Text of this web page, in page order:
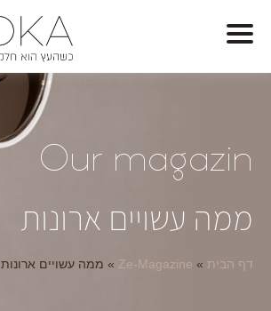
Our magazin
ממה עשויים ארונות
דף הבית »
Ze-Magazine
» ממה עשויים ארונות